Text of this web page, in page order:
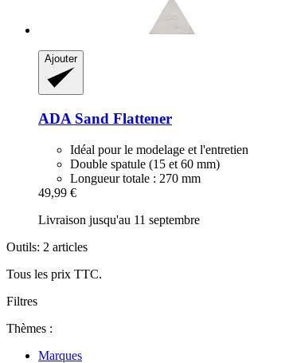
Ajouter
ADA Sand Flattener
Idéal pour le modelage et l'entretien
Double spatule (15 et 60 mm)
Longueur totale : 270 mm
49,99 €
Livraison jusqu'au 11 septembre
Outils: 2 articles
Tous les prix TTC.
Filtres
Thèmes :
Marques